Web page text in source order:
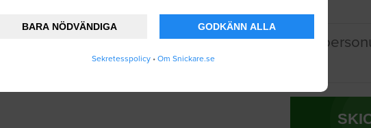
BARA NÖDVÄNDIGA GODKÄNN ALLA
Sekretesspolicy • Om Snickare.se
att Snickare.se lagrar och använder mina
.